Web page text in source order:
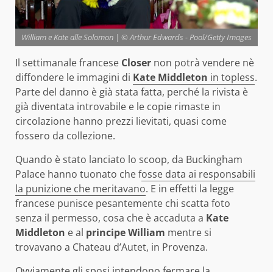
William e Kate alle Solomon | © Arthur Edwards - Pool/Getty Images
Il settimanale francese Closer non potrà vendere nè
diffondere le immagini di Kate Middleton in topless.
Parte del danno è già stata fatta, perché la rivista è
già diventata introvabile e le copie rimaste in
circolazione hanno prezzi lievitati, quasi come
fossero da collezione.
Quando è stato lanciato lo scoop, da Buckingham
Palace hanno tuonato che fosse data ai responsabili
la punizione che meritavano. E in effetti la legge
francese punisce pesantemente chi scatta foto
senza il permesso, cosa che è accaduta a Kate
Middleton e al principe William mentre si
trovavano a Chateau d’Autet, in Provenza.